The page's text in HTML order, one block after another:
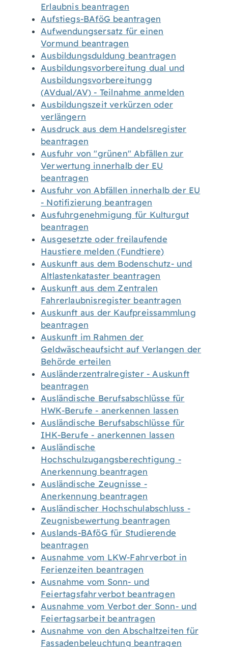
Erlaubnis beantragen
Aufstiegs-BAföG beantragen
Aufwendungsersatz für einen
Vormund beantragen
Ausbildungsduldung beantragen
Ausbildungsvorbereitung dual und
Ausbildungsvorbereitungg
(AVdual/AV) - Teilnahme anmelden
Ausbildungszeit verkürzen oder
verlängern
Ausdruck aus dem Handelsregister
beantragen
Ausfuhr von "grünen" Abfällen zur
Verwertung innerhalb der EU
beantragen
Ausfuhr von Abfällen innerhalb der EU
- Notifizierung beantragen
Ausfuhrgenehmigung für Kulturgut
beantragen
Ausgesetzte oder freilaufende
Haustiere melden (Fundtiere)
Auskunft aus dem Bodenschutz- und
Altlastenkataster beantragen
Auskunft aus dem Zentralen
Fahrerlaubnisregister beantragen
Auskunft aus der Kaufpreissammlung
beantragen
Auskunft im Rahmen der
Geldwäscheaufsicht auf Verlangen der
Behörde erteilen
Ausländerzentralregister - Auskunft
beantragen
Ausländische Berufsabschlüsse für
HWK-Berufe - anerkennen lassen
Ausländische Berufsabschlüsse für
IHK-Berufe - anerkennen lassen
Ausländische
Hochschulzugangsberechtigung -
Anerkennung beantragen
Ausländische Zeugnisse -
Anerkennung beantragen
Ausländischer Hochschulabschluss -
Zeugnisbewertung beantragen
Auslands-BAföG für Studierende
beantragen
Ausnahme vom LKW-Fahrverbot in
Ferienzeiten beantragen
Ausnahme vom Sonn- und
Feiertagsfahrverbot beantragen
Ausnahme vom Verbot der Sonn- und
Feiertagsarbeit beantragen
Ausnahme von den Abschaltzeiten für
Fassadenbeleuchtung beantragen